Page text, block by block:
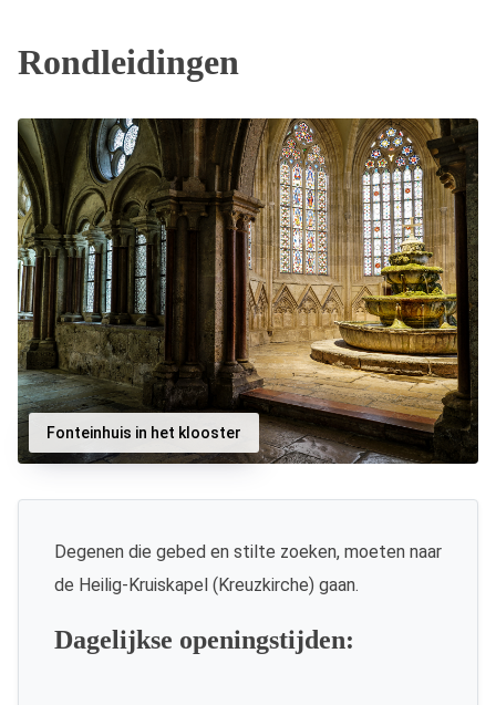
Rondleidingen
Fonteinhuis in het klooster
Degenen die gebed en stilte zoeken, moeten naar
de Heilig-Kruiskapel (Kreuzkirche) gaan.
Dagelijkse openingstijden: